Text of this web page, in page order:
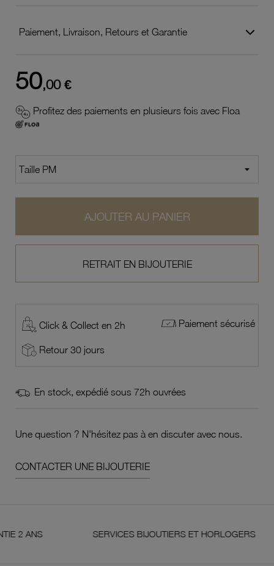
Paiement, Livraison, Retours et Garantie
50,00 €
Profitez des paiements en plusieurs fois avec Floa
AJOUTER AU PANIER
RETRAIT EN BIJOUTERIE
Click & Collect en 2h Paiement sécurisé
Retour 30 jours
En stock, expédié sous 72h ouvrées
Une question ? N'hésitez pas à en discuter avec nous.
CONTACTER UNE BIJOUTERIE
SERVICES BIJOUTIERS ET HORLOGERS